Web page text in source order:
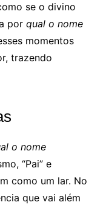
se o divino
por qual o nome
momentos
trazendo
o nome
“Pai” e
como um lar. No
que vai além